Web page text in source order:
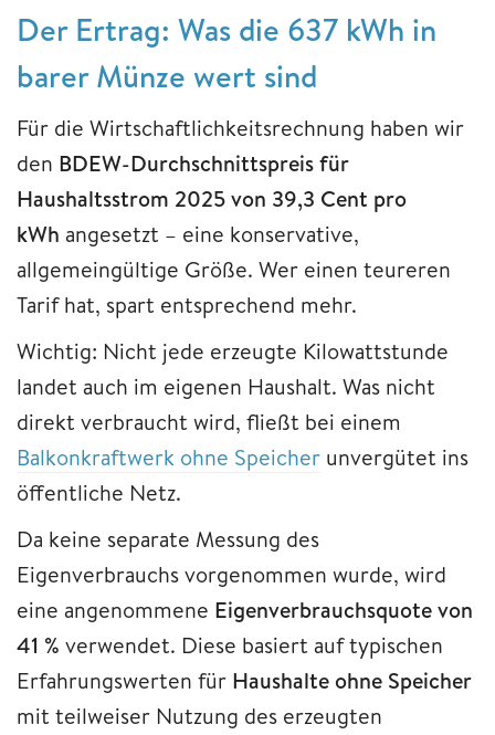
Der Ertrag: Was die 637 kWh in
barer Münze wert sind
Für die Wirtschaftlichkeitsrechnung haben wir
den BDEW-Durchschnittspreis für
Haushaltsstrom 2025 von 39,3 Cent pro
kWh angesetzt – eine konservative,
allgemeingültige Größe. Wer einen teureren
Tarif hat, spart entsprechend mehr.
Wichtig: Nicht jede erzeugte Kilowattstunde
landet auch im eigenen Haushalt. Was nicht
direkt verbraucht wird, fließt bei einem
Balkonkraftwerk ohne Speicher unvergütet ins
öffentliche Netz.
Da keine separate Messung des
Eigenverbrauchs vorgenommen wurde, wird
eine angenommene Eigenverbrauchsquote von
41 % verwendet. Diese basiert auf typischen
Erfahrungswerten für Haushalte ohne Speicher
mit teilweiser Nutzung des erzeugten